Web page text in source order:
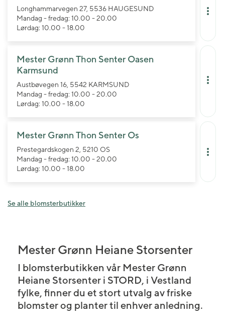
Longhammarvegen 27, 5536 HAUGESUND
Mandag - fredag: 10.00 - 20.00
Lørdag: 10.00 - 18.00
Mester Grønn Thon Senter Oasen
Karmsund
Austbøvegen 16, 5542 KARMSUND
Mandag - fredag: 10.00 - 20.00
Lørdag: 10.00 - 18.00
Mester Grønn Thon Senter Os
Prestegardskogen 2, 5210 OS
Mandag - fredag: 10.00 - 20.00
Lørdag: 10.00 - 18.00
Se alle blomsterbutikker
Mester Grønn Heiane Storsenter
I blomsterbutikken vår Mester Grønn
Heiane Storsenter i STORD, i Vestland
fylke, finner du et stort utvalg av friske
blomster og planter til enhver anledning.